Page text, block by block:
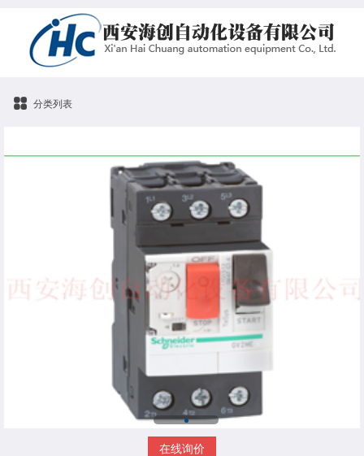
分类列表
在线询价